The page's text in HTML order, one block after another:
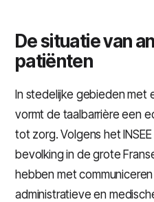
De situatie van
patiënten
In stedelijke gebieden met
vormt de taalbarrière een
tot zorg. Volgens het
bevolking in de grote
hebben met
administratieve en